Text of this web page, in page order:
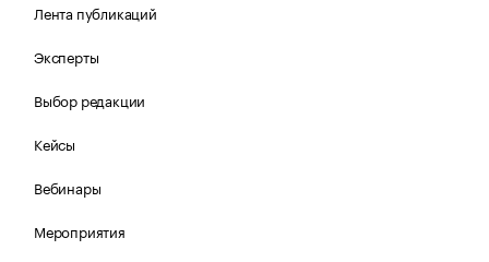
Лента публикаций
Эксперты
Выбор редакции
Кейсы
Вебинары
Мероприятия